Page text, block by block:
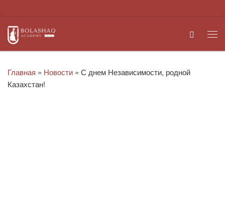
Search
Главная » Новости » С днем Независимости, родной
Казахстан!